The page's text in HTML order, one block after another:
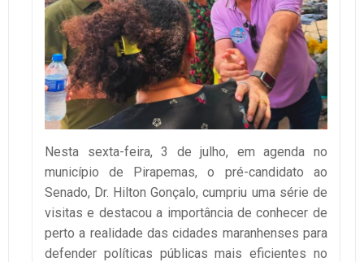
Nesta sexta-feira, 3 de julho, em agenda no
município de Pirapemas, o pré-candidato ao
Senado, Dr. Hilton Gonçalo, cumpriu uma série de
visitas e destacou a importância de conhecer de
perto a realidade das cidades maranhenses para
defender políticas públicas mais eficientes no